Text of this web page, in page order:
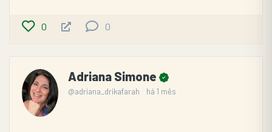
0 0
Adriana Simone
@adriana_drikafarah há 1 mês